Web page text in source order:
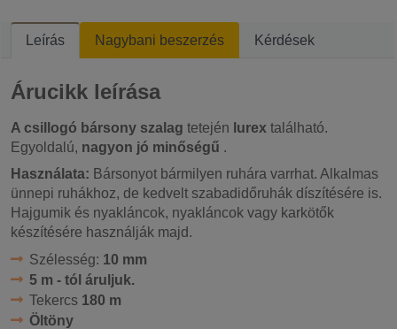
Leírás Nagybani beszerzés Kérdések
Árucikk leírása
A csillogó bársony szalag tetején lurex található.
Egyoldalú, nagyon jó minőségű .
Használata: Bársonyot bármilyen ruhára varrhat. Alkalmas
ünnepi ruhákhoz, de kedvelt szabadidőruhák díszítésére is.
Hajgumik és nyakláncok, nyakláncok vagy karkötők
készítésére használják majd.
Szélesség: 10 mm
5 m - tól áruljuk.
Tekercs 180 m
Öltöny